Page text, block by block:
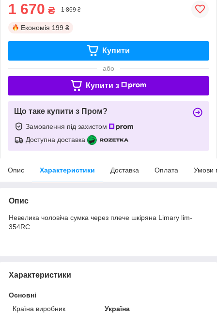
1 670 ₴ 1 869 ₴
Економія 199 ₴
Купити
або
Купити з
Що таке купити з Пром?
Замовлення під захистом
Доступна доставка
Опис Характеристики Доставка Оплата Умови
Опис
Невелика чоловіча сумка через плече шкіряна Limary lim-
354RC
Характеристики
Основні
Країна виробник
Україна